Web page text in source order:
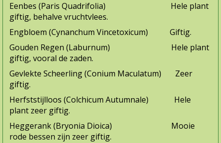
Eenbes (Paris Quadrifolia) Hele plant
giftig, behalve vruchtvlees.
Engbloem (Cynanchum Vincetoxicum) Giftig.
Gouden Regen (Laburnum) Hele plant
giftig, vooral de za­den.
Gevlekte Scheerling (Conium Maculatum) Zeer
giftig.
Herfststijlloos (Colchicum Autumnale) Hele
plant zeer giftig.
Heggerank (Bryonia Dioica) Mooie
rode bessen zijn zeer giftig.